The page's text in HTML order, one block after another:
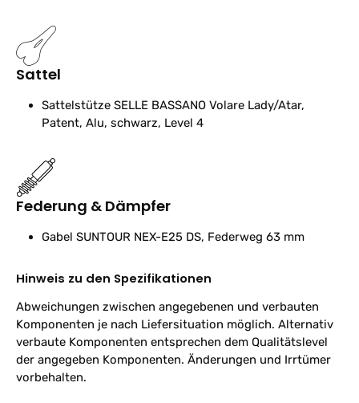
Sattel
Sattelstütze SELLE BASSANO Volare Lady/Atar,
Patent, Alu, schwarz, Level 4
Federung & Dämpfer
Gabel SUNTOUR NEX-E25 DS, Federweg 63 mm
Hinweis zu den Spezifikationen
Abweichungen zwischen angegebenen und verbauten
Komponenten je nach Liefersituation möglich. Alternativ
verbaute Komponenten entsprechen dem Qualitätslevel
der angegeben Komponenten. Änderungen und Irrtümer
vorbehalten.